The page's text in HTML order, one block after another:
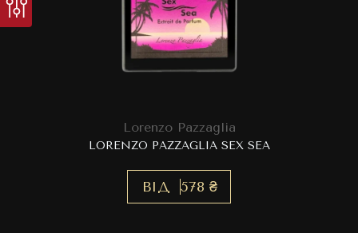
Lorenzo Pazzaglia
LORENZO PAZZAGLIA SEX SEA
ВІД 578 ₴